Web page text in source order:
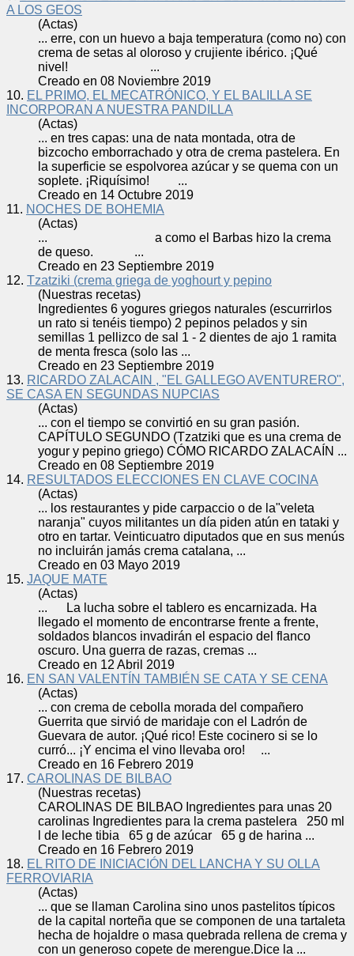
A LOS GEOS
(Actas)
... erre, con un huevo a baja temperatura (como no) con
crema de setas al oloroso y crujiente ibérico. ¡Qué
nivel! ...
Creado en 08 Noviembre 2019
10. EL PRIMO, EL MECATRÓNICO, Y EL BALILLA SE
INCORPORAN A NUESTRA PANDILLA
(Actas)
... en tres capas: una de nata montada, otra de
bizcocho emborrachado y otra de crema pastelera. En
la superficie se espolvorea azúcar y se quema con un
soplete. ¡Riquísimo! ...
Creado en 14 Octubre 2019
11. NOCHES DE BOHEMIA
(Actas)
... a como el Barbas hizo la crema
de queso. ...
Creado en 23 Septiembre 2019
12. Tzatziki (crema griega de yoghourt y pepino
(Nuestras recetas)
Ingredientes 6 yogures griegos naturales (escurrirlos
un rato si tenéis tiempo) 2 pepinos pelados y sin
semillas 1 pellizco de sal 1 - 2 dientes de ajo 1 ramita
de menta fresca (solo las ...
Creado en 23 Septiembre 2019
13. RICARDO ZALACAIN , "EL GALLEGO AVENTURERO",
SE CASA EN SEGUNDAS NUPCIAS
(Actas)
... con el tiempo se convirtió en su gran pasión.
CAPÍTULO SEGUNDO (Tzatziki que es una crema de
yogur y pepino griego) CÓMO RICARDO ZALACAÍN ...
Creado en 08 Septiembre 2019
14. RESULTADOS ELECCIONES EN CLAVE COCINA
(Actas)
... los restaurantes y pide carpaccio o de la"veleta
naranja" cuyos militantes un día piden atún en tataki y
otro en tartar. Veinticuatro diputados que en sus menús
no incluirán jamás crema catalana, ...
Creado en 03 Mayo 2019
15. JAQUE MATE
(Actas)
... La lucha sobre el tablero es encarnizada. Ha
llegado el momento de encontrarse frente a frente,
soldados blancos invadirán el espacio del flanco
oscuro. Una guerra de razas, cremas ...
Creado en 12 Abril 2019
16. EN SAN VALENTÍN TAMBIÉN SE CATA Y SE CENA
(Actas)
... con crema de cebolla morada del compañero
Guerrita que sirvió de maridaje con el Ladrón de
Guevara de autor. ¡Qué rico! Este cocinero si se lo
curró... ¡Y encima el vino llevaba oro! ...
Creado en 16 Febrero 2019
17. CAROLINAS DE BILBAO
(Nuestras recetas)
CAROLINAS DE BILBAO Ingredientes para unas 20
carolinas Ingredientes para la crema pastelera 250 ml
l de leche tibia 65 g de azúcar 65 g de harina ...
Creado en 16 Febrero 2019
18. EL RITO DE INICIACIÓN DEL LANCHA Y SU OLLA
FERROVIARIA
(Actas)
... que se llaman Carolina sino unos pastelitos típicos
de la capital norteña que se componen de una tartaleta
hecha de hojaldre o masa quebrada rellena de crema y
con un generoso copete de merengue.Dice la ...